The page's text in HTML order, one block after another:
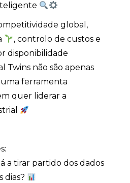
global,
, controlo de custos e
disponibilidade
Twins não são apenas
ferramenta
quer liderar a
a tirar partido dos dados
dias?